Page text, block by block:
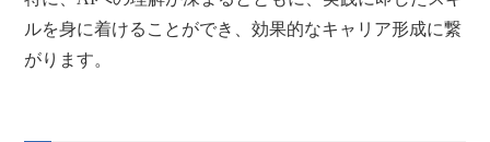
ルを身に着けることができ、効果的なキャリア形成に繋
がります。